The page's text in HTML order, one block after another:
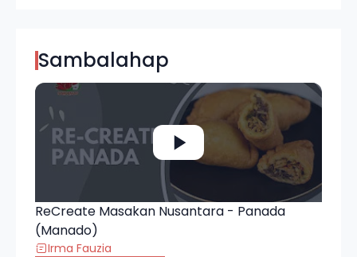
Sambalahap
ReCreate Masakan Nusantara - Panada
(Manado)
Irma Fauzia